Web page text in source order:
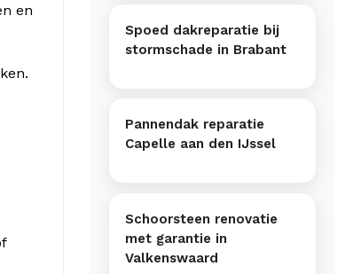
en
Spoed dakreparatie bij
stormschade in Brabant
Pannendak reparatie
Capelle aan den IJssel
Schoorsteen renovatie
met garantie in
Valkenswaard